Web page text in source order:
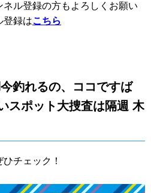
ル登録の方もよろしくお願い
登録はこちら
釣れるの、ココですば
スポット大捜査は隔週 木
ひチェック！